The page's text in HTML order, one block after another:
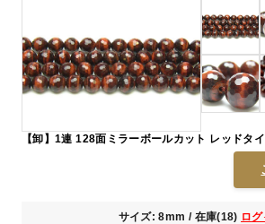
【卸】1連 128面ミラーボールカット レッドタ
サイズ: 8mm / 在庫(18) ロ